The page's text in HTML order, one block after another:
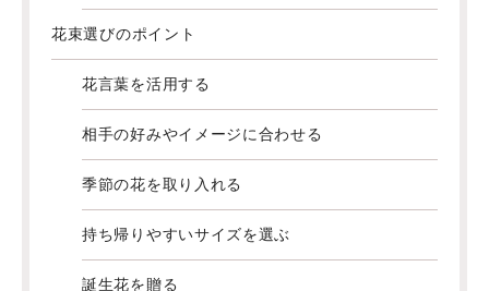
花束選びのポイント
花言葉を活用する
相手の好みやイメージに合わせる
季節の花を取り入れる
持ち帰りやすいサイズを選ぶ
誕生花を贈る